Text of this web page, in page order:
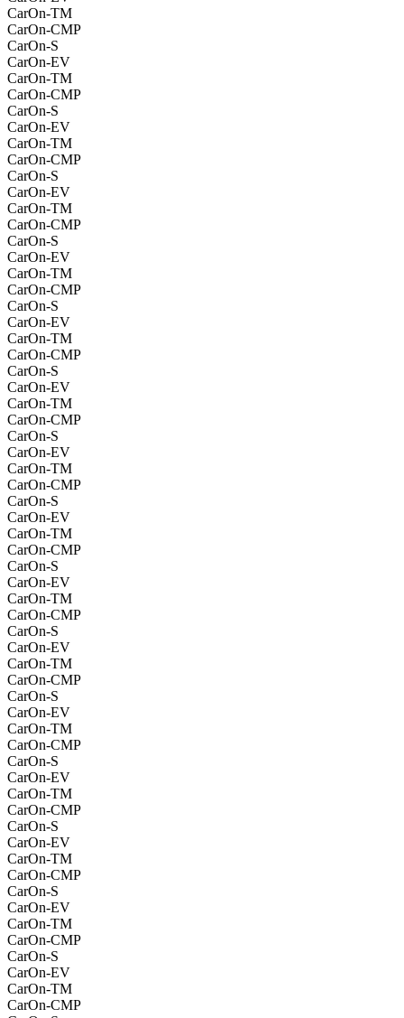
CarOn-TM
CarOn-CMP
CarOn-S
CarOn-EV
CarOn-TM
CarOn-CMP
CarOn-S
CarOn-EV
CarOn-TM
CarOn-CMP
CarOn-S
CarOn-EV
CarOn-TM
CarOn-CMP
CarOn-S
CarOn-EV
CarOn-TM
CarOn-CMP
CarOn-S
CarOn-EV
CarOn-TM
CarOn-CMP
CarOn-S
CarOn-EV
CarOn-TM
CarOn-CMP
CarOn-S
CarOn-EV
CarOn-TM
CarOn-CMP
CarOn-S
CarOn-EV
CarOn-TM
CarOn-CMP
CarOn-S
CarOn-EV
CarOn-TM
CarOn-CMP
CarOn-S
CarOn-EV
CarOn-TM
CarOn-CMP
CarOn-S
CarOn-EV
CarOn-TM
CarOn-CMP
CarOn-S
CarOn-EV
CarOn-TM
CarOn-CMP
CarOn-S
CarOn-EV
CarOn-TM
CarOn-CMP
CarOn-S
CarOn-EV
CarOn-TM
CarOn-CMP
CarOn-S
CarOn-EV
CarOn-TM
CarOn-CMP